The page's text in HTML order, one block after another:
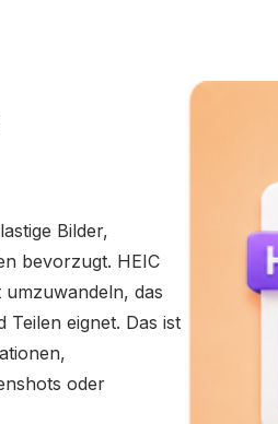
Bilder,
bevorzugt. HEIC
das
eignet. Das ist
oder